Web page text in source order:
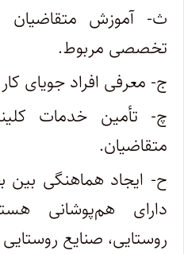
ث- آموزش متقاضیان
تخصصی مربوط.
ج- معرفی افراد جویای کار
چ- تأمین خدمات
متقاضیان.
ح- ایجاد هماهنگی
دارای هم‌پوشانی
روستایی، صنایع